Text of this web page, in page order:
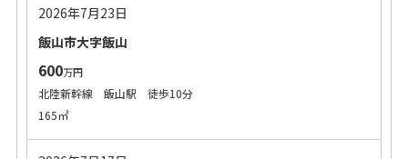
2026年7月23日
飯山市大字飯山
600万円
北陸新幹線 飯山駅 徒歩10分
165㎡